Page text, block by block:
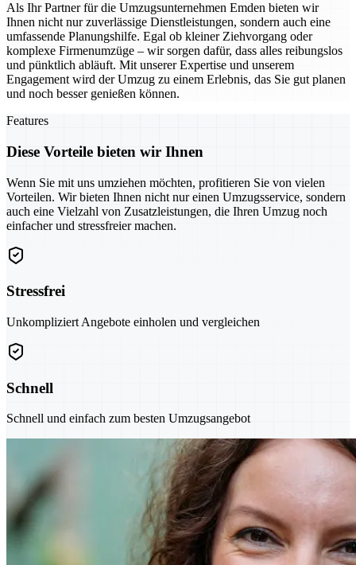
Als Ihr Partner für die Umzugsunternehmen Emden bieten wir
Ihnen nicht nur zuverlässige Dienstleistungen, sondern auch eine
umfassende Planungshilfe. Egal ob kleiner Ziehvorgang oder
komplexe Firmenumzüge – wir sorgen dafür, dass alles reibungslos
und pünktlich abläuft. Mit unserer Expertise und unserem
Engagement wird der Umzug zu einem Erlebnis, das Sie gut planen
und noch besser genießen können.
Features
Diese Vorteile bieten wir Ihnen
Wenn Sie mit uns umziehen möchten, profitieren Sie von vielen
Vorteilen. Wir bieten Ihnen nicht nur einen Umzugsservice, sondern
auch eine Vielzahl von Zusatzleistungen, die Ihren Umzug noch
einfacher und stressfreier machen.
Stressfrei
Unkompliziert Angebote einholen und vergleichen
Schnell
Schnell und einfach zum besten Umzugsangebot